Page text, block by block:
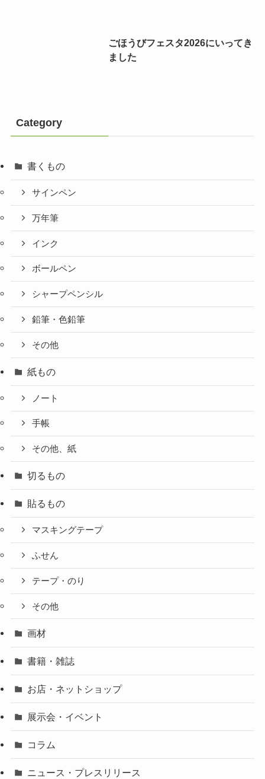
ごほうびフェスタ2026にいってき
ました
Category
書くもの
サインペン
万年筆
インク
ボールペン
シャープペンシル
鉛筆・色鉛筆
その他
紙もの
ノート
手帳
その他、紙
切るもの
貼るもの
マスキングテープ
ふせん
テープ・のり
その他
画材
書籍・雑誌
お店・ネットショップ
展示会・イベント
コラム
ニュース・プレスリリース